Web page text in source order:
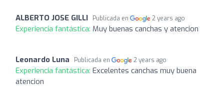
ALBERTO JOSE GILLI Publicada en 2 years ago
Experiencia fantástica: Muy buenas canchas y atencion
Leonardo Luna Publicada en 2 years ago
Experiencia fantástica: Excelentes canchas muy buena
atencion